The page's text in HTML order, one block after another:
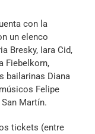
con la
un elenco
Bresky, Iara Cid,
Fiebelkorn,
bailarinas Diana
Felipe
Martín.
tickets (entre